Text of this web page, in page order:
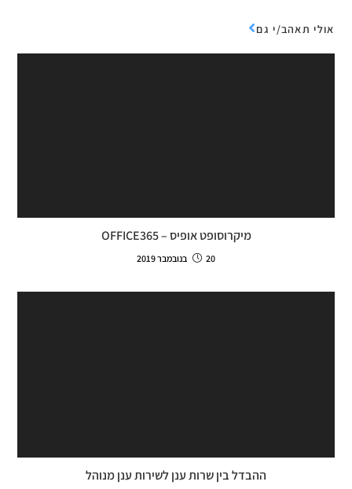
אולי תאהב/י גם
מיקרוסופט אופיס – OFFICE365
20 בנובמבר 2019
ההבדל בין שרות ענן לשירות ענן מנוהל